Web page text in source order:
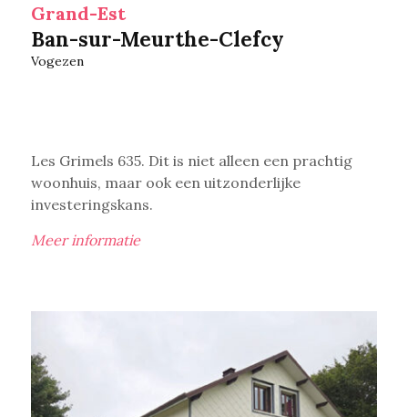
Grand-Est
Ban-sur-Meurthe-Clefcy
Vogezen
Les Grimels 635. Dit is niet alleen een prachtig
woonhuis, maar ook een uitzonderlijke
investeringskans.
Meer informatie